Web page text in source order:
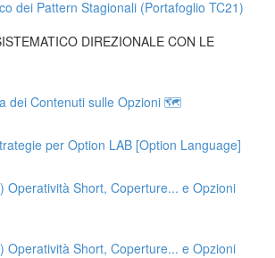
dei Pattern Stagionali (Portafoglio TC21)
DIREZIONALE CON LE
dei Contenuti sulle Opzioni 🗺
per Option LAB [Option Language]
Operatività Short, Coperture... e Opzioni
Operatività Short, Coperture... e Opzioni